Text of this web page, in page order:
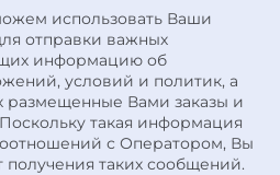
использовать Ваши
отправки важных
информацию об
условий и политик, а
Вами заказы и
такая информация
с Оператором, Вы
получения таких сообщений.